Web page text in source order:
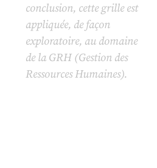
conclusion, cette grille est
appliquée, de façon
exploratoire, au domaine
de la GRH (Gestion des
Ressources Humaines).